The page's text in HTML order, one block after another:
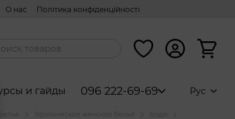
О нас
Політика конфіденційності
и гайды 096 222-69-69 Рус
Эротическое женское белье
Боди